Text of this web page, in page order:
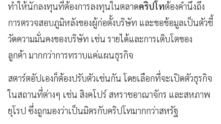
ทำให้นักลงทุนที่ต้องการลงทุนในตลาดคริปโทต้องคำนึงถึง
การตรวจสอบภูมิหลังของผู้ก่อตั้งบริษัท และขอข้อมูลเป็นตัวชี้
วัดความมั่นคงของบริษัท เช่น รายได้และการเติบโตของ
ลูกค้า มากกว่าการทราบแค่แผนธุรกิจ
สตาร์ตอัปเองก็ต้องปรับตัวเช่นกัน โดยเลือกที่จะเปิดตัวธุรกิจ
ในสถานที่ต่างๆ เช่น สิงคโปร์ สหราชอาณาจักร และสหภาพ
ยุโรป ซึ่งถูกมองว่าเป็นมิตรกับคริปโทมากกว่าสหรัฐ